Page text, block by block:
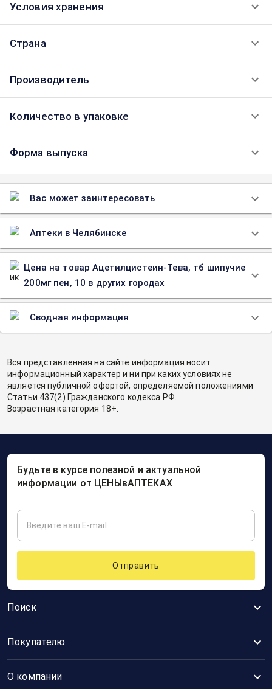
Условия хранения
Страна
Производитель
Количество в упаковке
Форма выпуска
Вас может заинтересовать
Аптеки в Челябинске
Цена на товар Ацетилцистеин-Тева, тб шипучие
200мг пен, 10 в других городах
Сводная информация
Вся представленная на сайте информация носит
информационный характер и ни при каких условиях не
является публичной офертой, определяемой положениями
Статьи 437(2) Гражданского кодекса РФ.
Возрастная категория 18+.
Поиск
Покупателю
О компании
Будьте в курсе полезной и актуальной
информации от ЦЕНЫвАПТЕКАХ
Отправить